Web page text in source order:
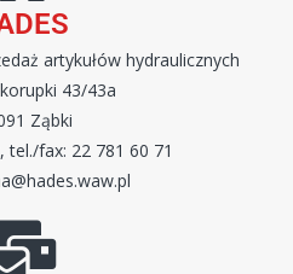
artykułów hydraulicznych
43/43a
Ząbki
tel./fax: 22 781 60 71